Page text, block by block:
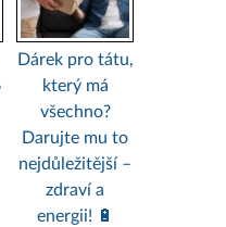
Dárek pro tátu,
který má
všechno?
Darujte mu to
nejdůležitější –
zdraví a
energii! 🔋